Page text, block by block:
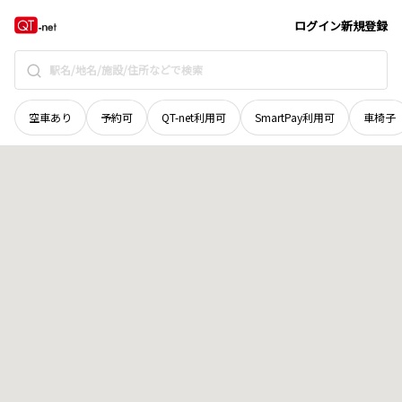
ログイン新規登録
空車あり 予約可 QT-net利用可 SmartPay利用可 車椅子
広島県 地域選択で探す